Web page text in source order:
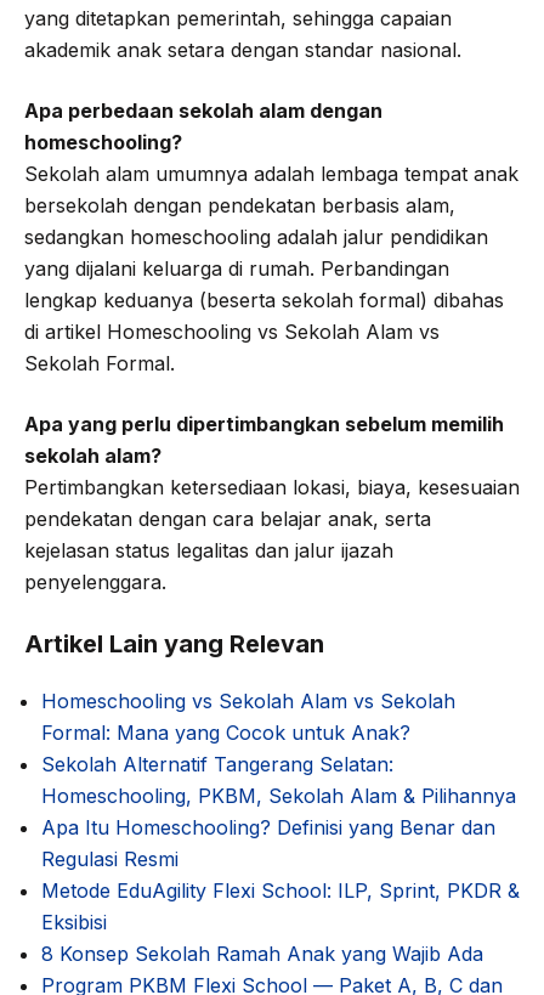
yang ditetapkan pemerintah, sehingga capaian
akademik anak setara dengan standar nasional.
Apa perbedaan sekolah alam dengan
homeschooling?
Sekolah alam umumnya adalah lembaga tempat anak
bersekolah dengan pendekatan berbasis alam,
sedangkan homeschooling adalah jalur pendidikan
yang dijalani keluarga di rumah. Perbandingan
lengkap keduanya (beserta sekolah formal) dibahas
di artikel Homeschooling vs Sekolah Alam vs
Sekolah Formal.
Apa yang perlu dipertimbangkan sebelum memilih
sekolah alam?
Pertimbangkan ketersediaan lokasi, biaya, kesesuaian
pendekatan dengan cara belajar anak, serta
kejelasan status legalitas dan jalur ijazah
penyelenggara.
Artikel Lain yang Relevan
Homeschooling vs Sekolah Alam vs Sekolah
Formal: Mana yang Cocok untuk Anak?
Sekolah Alternatif Tangerang Selatan:
Homeschooling, PKBM, Sekolah Alam & Pilihannya
Apa Itu Homeschooling? Definisi yang Benar dan
Regulasi Resmi
Metode EduAgility Flexi School: ILP, Sprint, PKDR &
Eksibisi
8 Konsep Sekolah Ramah Anak yang Wajib Ada
Program PKBM Flexi School — Paket A, B, C dan